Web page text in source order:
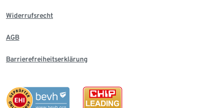
Widerrufsrecht
AGB
Barrierefreiheitserklärung